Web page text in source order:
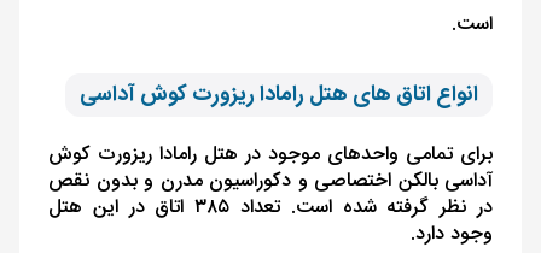
است.
انواع اتاق های هتل رامادا ریزورت کوش آداسی
برای تمامی واحدهای موجود در هتل رامادا ریزورت کوش
آداسی بالکن اختصاصی و دکوراسیون مدرن و بدون ‌نقص
در نظر گرفته شده است. تعداد ۳۸۵ اتاق در این هتل
وجود دارد.